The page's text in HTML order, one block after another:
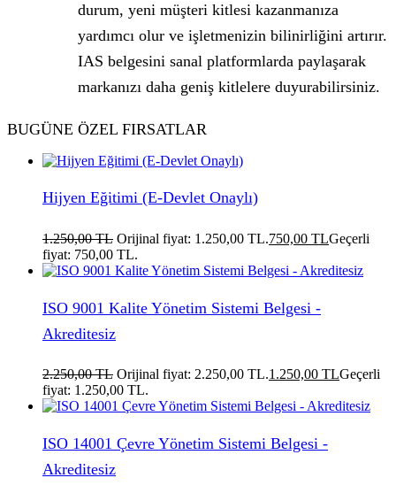
durum, yeni müşteri kitlesi kazanmanıza
yardımcı olur ve işletmenizin bilinirliğini artırır.
IAS belgesini sanal platformlarda paylaşarak
markanızı daha geniş kitlelere duyurabilirsiniz.
BUGÜNE ÖZEL FIRSATLAR
Hijyen Eğitimi (E-Devlet Onaylı)
1.250,00TL Orijinal fiyat: 1.250,00 TL.750,00 TLGeçerli
fiyat: 750,00 TL.
ISO 9001 Kalite Yönetim Sistemi Belgesi -
Akreditesiz
2.250,00TL Orijinal fiyat: 2.250,00 TL.1.250,00 TLGeçerli
fiyat: 1.250,00 TL.
ISO 14001 Çevre Yönetim Sistemi Belgesi -
Akreditesiz